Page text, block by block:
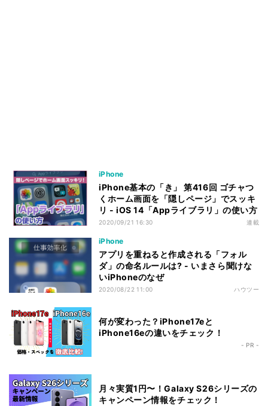
iPhone
iPhone基本の「き」 第416回 ゴチャつ
くホーム画面を「隠しページ」でスッキ
リ - iOS 14「Appライブラリ」の使い方
2020/09/21 16:30 連載
iPhone
アプリを重ねると作成される「フォル
ダ」の命名ルールは? - いまさら聞けな
いiPhoneのなぜ
2020/08/22 11:00 ハウツー
何が変わった？iPhone17eと
iPhone16eの違いをチェック！
- PR -
月々実質1円〜！Galaxy S26シリーズの
キャンペーン情報をチェック！